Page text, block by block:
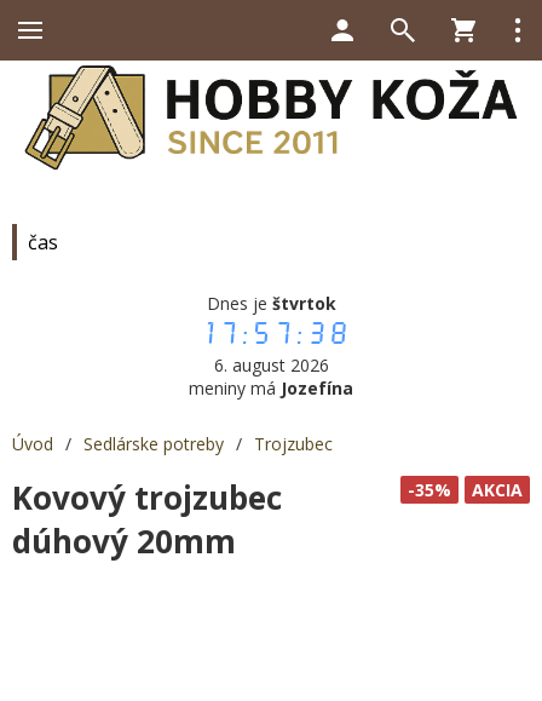
čas
Dnes je štvrtok
17:57:39
6. august 2026
meniny má Jozefína
Úvod / Sedlárske potreby / Trojzubec
AKCIA
-35%
Kovový trojzubec
dúhový 20mm